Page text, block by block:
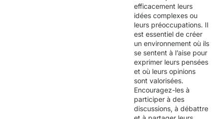
efficacement leurs
idées complexes ou
leurs préoccupations. Il
est essentiel de créer
un environnement où ils
se sentent à l’aise pour
exprimer leurs pensées
et où leurs opinions
sont valorisées.
Encouragez-les à
participer à des
discussions, à débattre